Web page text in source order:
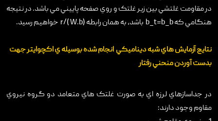
در مقاومت غلتشي بين زير غلتک و روي صفحه پاييني مي باشد. در نتيجه
هنگامي که b_t=b_b باشد، به همان رابطه (W.b )/r خواهيم رسيد.
نتايج آزمايش هاي شبه ديناميکي انجام شده بوسيله ي اکچوايتر جهت
بدست آوردن منحني رفتار
در جداسازهاي لرزه اي به صورت غلتک هاي متعامد دو گروه نيروي
مقاوم وجود دارند: